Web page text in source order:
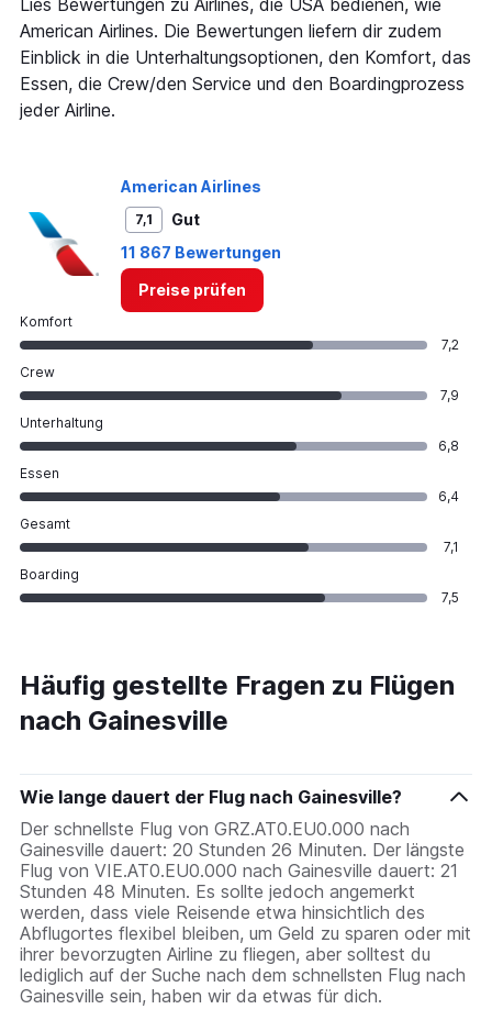
Y
axis
displaying
values.
Lies Bewertungen zu Airlines, die USA bedienen, wie
American Airlines. Die Bewertungen liefern dir zudem
Einblick in die Unterhaltungsoptionen, den Komfort, das
Essen, die Crew/den Service und den Boardingprozess
jeder Airline.
American Airlines
7,1
Gut
11 867 Bewertungen
Preise prüfen
Komfort
7,2
Crew
7,9
Unterhaltung
6,8
Essen
6,4
Gesamt
7,1
Boarding
7,5
Häufig gestellte Fragen zu Flügen
nach Gainesville
Wie lange dauert der Flug nach Gainesville?
Der schnellste Flug von GRZ.AT0.EU0.000 nach
Gainesville dauert: 20 Stunden 26 Minuten. Der längste
Flug von VIE.AT0.EU0.000 nach Gainesville dauert: 21
Stunden 48 Minuten. Es sollte jedoch angemerkt
werden, dass viele Reisende etwa hinsichtlich des
Abflugortes flexibel bleiben, um Geld zu sparen oder mit
ihrer bevorzugten Airline zu fliegen, aber solltest du
lediglich auf der Suche nach dem schnellsten Flug nach
Gainesville sein, haben wir da etwas für dich.